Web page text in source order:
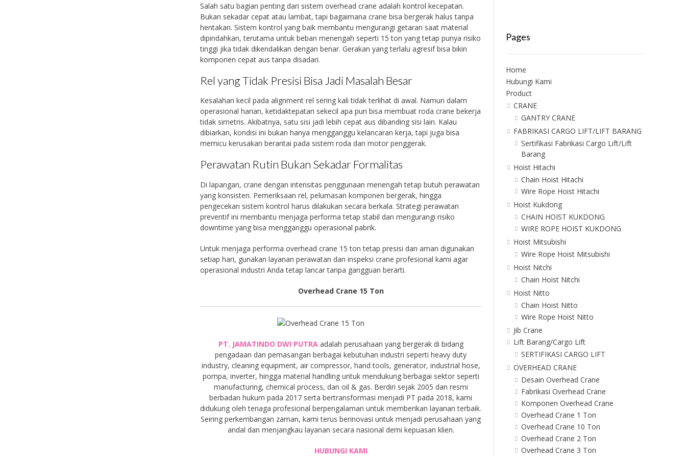
Salah satu bagian penting dari sistem overhead crane adalah kontrol kecepatan.
Bukan sekadar cepat atau lambat, tapi bagaimana crane bisa bergerak halus tanpa
hentakan. Sistem kontrol yang baik membantu mengurangi getaran saat material
dipindahkan, terutama untuk beban menengah seperti 15 ton yang tetap punya risiko
tinggi jika tidak dikendalikan dengan benar. Gerakan yang terlalu agresif bisa bikin
komponen cepat aus tanpa disadari.
Rel yang Tidak Presisi Bisa Jadi Masalah Besar
Kesalahan kecil pada alignment rel sering kali tidak terlihat di awal. Namun dalam
operasional harian, ketidaktepatan sekecil apa pun bisa membuat roda crane bekerja
tidak simetris. Akibatnya, satu sisi jadi lebih cepat aus dibanding sisi lain. Kalau
dibiarkan, kondisi ini bukan hanya mengganggu kelancaran kerja, tapi juga bisa
memicu kerusakan berantai pada sistem roda dan motor penggerak.
Perawatan Rutin Bukan Sekadar Formalitas
Di lapangan, crane dengan intensitas penggunaan menengah tetap butuh perawatan
yang konsisten. Pemeriksaan rel, pelumasan komponen bergerak, hingga
pengecekan sistem kontrol harus dilakukan secara berkala. Strategi perawatan
preventif ini membantu menjaga performa tetap stabil dan mengurangi risiko
downtime yang bisa mengganggu operasional pabrik.
Untuk menjaga performa overhead crane 15 ton tetap presisi dan aman digunakan
setiap hari, gunakan layanan perawatan dan inspeksi crane profesional kami agar
operasional industri Anda tetap lancar tanpa gangguan berarti.
Overhead Crane 15 Ton
PT. JAMATINDO DWI PUTRAadalah perusahaan yang bergerak di bidang
pengadaan dan pemasangan berbagai kebutuhan industri seperti heavy duty
industry, cleaning equipment, air compressor, hand tools, generator, industrial hose,
pompa, inverter, hingga material handling untuk mendukung berbagai sektor seperti
manufacturing, chemical process, dan oil & gas. Berdiri sejak 2005 dan resmi
berbadan hukum pada 2017 serta bertransformasi menjadi PT pada 2018, kami
didukung oleh tenaga profesional berpengalaman untuk memberikan layanan terbaik.
Seiring perkembangan zaman, kami terus berinovasi untuk menjadi perusahaan yang
andal dan menjangkau layanan secara nasional demi kepuasan klien.
HUBUNGI KAMI
Pages
Home
Hubungi Kami
Product
CRANE
GANTRY CRANE
FABRIKASI CARGO LIFT/LIFT BARANG
Sertifikasi Fabrikasi Cargo Lift/Lift
Barang
Hoist Hitachi
Chain Hoist Hitachi
Wire Rope Hoist Hitachi
Hoist Kukdong
CHAIN HOIST KUKDONG
WIRE ROPE HOIST KUKDONG
Hoist Mitsubishi
Wire Rope Hoist Mitsubishi
Hoist Nitchi
Chain Hoist Nitchi
Hoist Nitto
Chain Hoist Nitto
Wire Rope Hoist Nitto
Jib Crane
Lift Barang/Cargo Lift
SERTIFIKASI CARGO LIFT
OVERHEAD CRANE
Desain Overhead Crane
Fabrikasi Overhead Crane
Komponen Overhead Crane
Overhead Crane 1 Ton
Overhead Crane 10 Ton
Overhead Crane 2 Ton
Overhead Crane 3 Ton